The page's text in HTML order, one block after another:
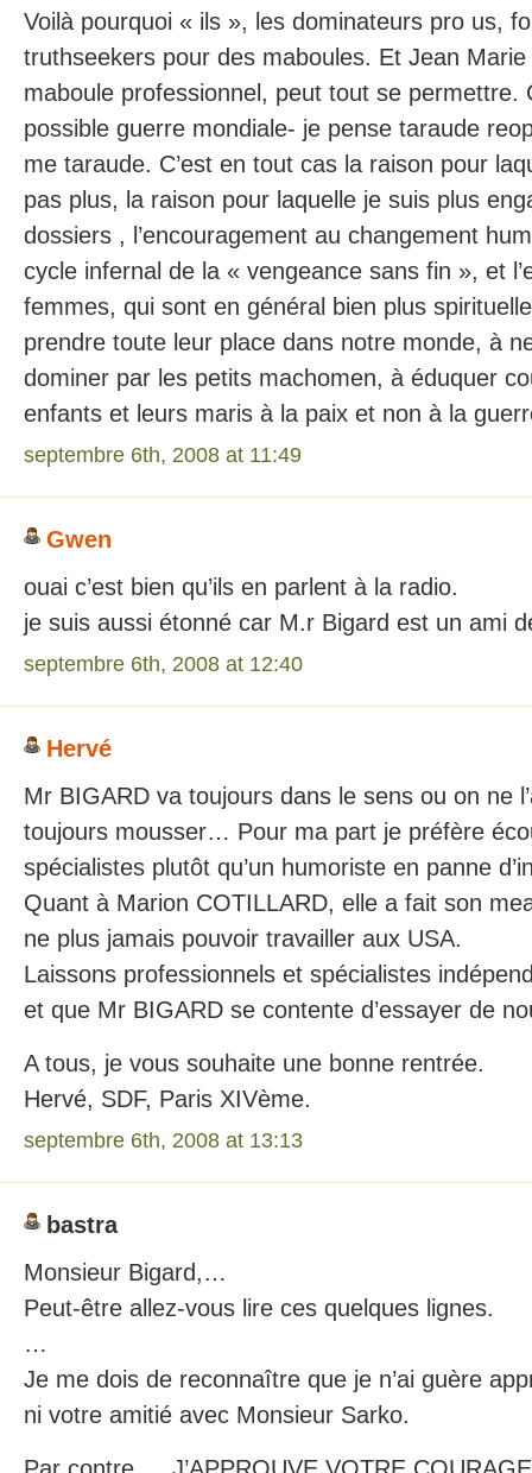
Voilà pourquoi « ils », les dominateurs pro us,
truthseekers pour des maboules. Et Jean
maboule professionnel, peut tout se permettre.
possible guerre mondiale- je pense taraude
me taraude. C’est en tout cas la raison pour
pas plus, la raison pour laquelle je suis plus
dossiers , l’encouragement au changement
cycle infernal de la « vengeance sans fin », et
femmes, qui sont en général bien plus
prendre toute leur place dans notre monde, à
dominer par les petits machomen, à éduquer
enfants et leurs maris à la paix et non à la
septembre 6th, 2008 at 11:49
Gwen
ouai c’est bien qu’ils en parlent à la radio.
je suis aussi étonné car M.r Bigard est un ami
septembre 6th, 2008 at 12:40
Hervé
Mr BIGARD va toujours dans le sens ou on ne
toujours mousser… Pour ma part je préfère
spécialistes plutôt qu’un humoriste en panne
Quant à Marion COTILLARD, elle a fait son
ne plus jamais pouvoir travailler aux USA.
Laissons professionnels et spécialistes
et que Mr BIGARD se contente d’essayer de
A tous, je vous souhaite une bonne rentrée.
Hervé, SDF, Paris XIVème.
septembre 6th, 2008 at 13:13
bastra
Monsieur Bigard,…
Peut-être allez-vous lire ces quelques lignes.
…
Je me dois de reconnaître que je n’ai guère
ni votre amitié avec Monsieur Sarko.